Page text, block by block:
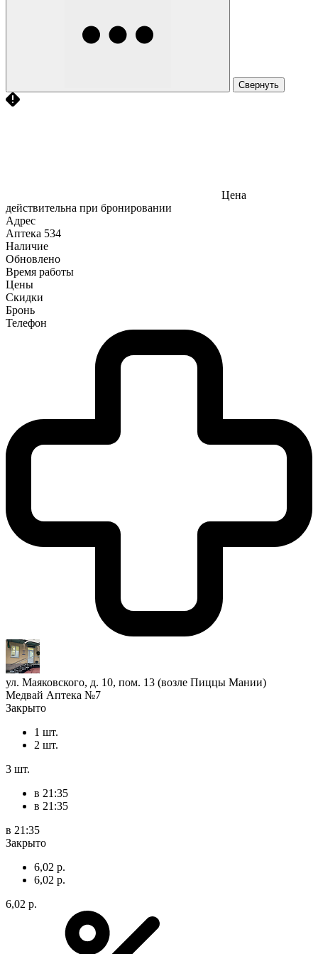
Свернуть
Цена
действительна при бронировании
Адрес
Аптека 534
Наличие
Обновлено
Время работы
Цены
Скидки
Бронь
Телефон
ул. Маяковского, д. 10, пом. 13 (возле Пиццы Мании)
Медвай Аптека №7
Закрыто
1 шт.
2 шт.
3 шт.
в 21:35
в 21:35
в 21:35
Закрыто
6,02 р.
6,02 р.
6,02 р.